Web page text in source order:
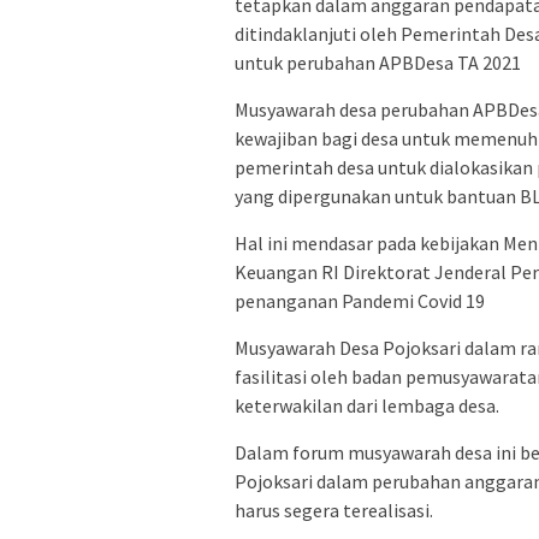
ditindaklanjuti oleh Pemerintah
untuk perubahan APBDesa TA 2021
Musyawarah desa perubahan
kewajiban bagi desa untuk
pemerintah desa untuk
yang dipergunakan untuk bantuan
Hal ini mendasar pada kebijakan
Keuangan RI Direktorat Jenderal
penanganan Pandemi Covid 19
Musyawarah Desa Pojoksari dalam
fasilitasi oleh badan
keterwakilan dari lembaga desa.
Dalam forum musyawarah desa ini
Pojoksari dalam perubahan
harus segera terealisasi.